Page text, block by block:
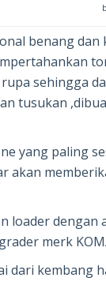
benang
sehingga
tusukan
yang paling
akan
loader dengan
merk
kembang